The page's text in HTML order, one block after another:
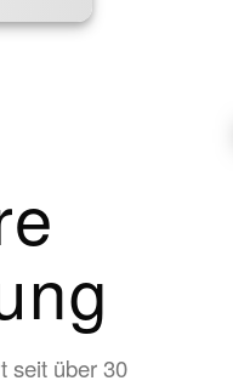
seit über 30